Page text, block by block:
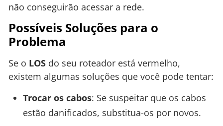
não conseguirão acessar a rede.
Possíveis Soluções para o
Problema
Se o LOS do seu roteador está vermelho,
existem algumas soluções que você pode tentar:
Trocar os cabos: Se suspeitar que os cabos
estão danificados, substitua-os por novos.